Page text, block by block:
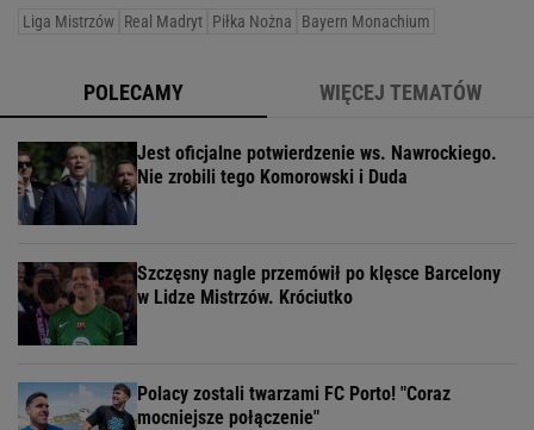
Liga Mistrzów Real Madryt Piłka Nożna Bayern Monachium
POLECAMY WIĘCEJ TEMATÓW
Jest oficjalne potwierdzenie ws. Nawrockiego.
Nie zrobili tego Komorowski i Duda
Szczęsny nagle przemówił po klęsce Barcelony
w Lidze Mistrzów. Króciutko
Polacy zostali twarzami FC Porto! "Coraz
mocniejsze połączenie"